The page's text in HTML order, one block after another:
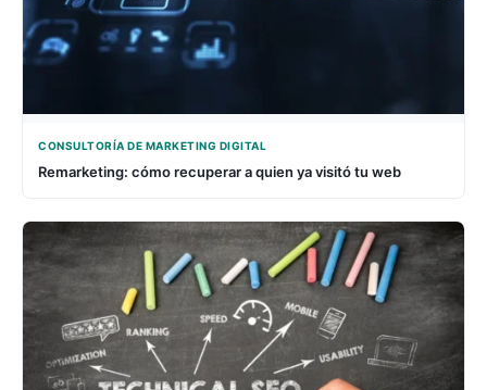
CONSULTORÍA DE MARKETING DIGITAL
Remarketing: cómo recuperar a quien ya visitó tu web